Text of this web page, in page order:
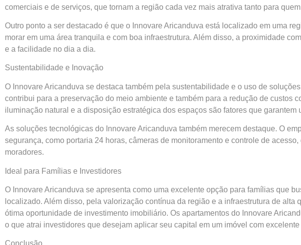
comerciais e de serviços, que tornam a região cada vez mais atrativa tanto para
Outro ponto a ser destacado é que o Innovare Aricanduva está localizado em uma
morar em uma área tranquila e com boa infraestrutura. Além disso, a proximidade
e a facilidade no dia a dia.
Sustentabilidade e Inovação
O Innovare Aricanduva se destaca também pela sustentabilidade e o uso de
contribui para a preservação do meio ambiente e também para a redução de
iluminação natural e a disposição estratégica dos espaços são fatores que garantem
As soluções tecnológicas do Innovare Aricanduva também merecem destaque. O
segurança, como portaria 24 horas, câmeras de monitoramento e controle de
moradores.
Ideal para Famílias e Investidores
O Innovare Aricanduva se apresenta como uma excelente opção para famílias que
localizado. Além disso, pela valorização contínua da região e a infraestrutura de alta
ótima oportunidade de investimento imobiliário. Os apartamentos do Innovare
o que atrai investidores que desejam aplicar seu capital em um imóvel com